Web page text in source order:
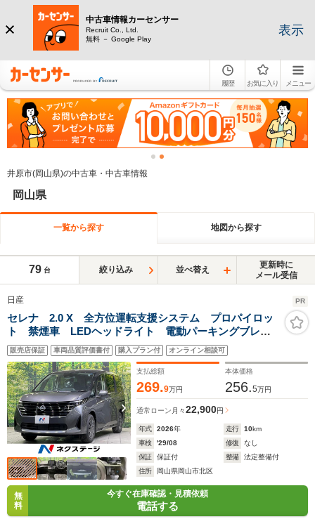
中古車情報カーセンサー
Recruit Co., Ltd.
無料 － Google Play
表示
履歴 お気に入り メニュー
井原市(岡山県)の中古車・中古車情報
岡山県
一覧から探す 地図から探す
79 台 絞り込み 並べ替え
更新時に
メール受信
日産 PR
セレナ 2.0 X 全方位運転支援システム プロパイロッ
ト 禁煙車 LEDヘッドライト 電動パーキングブレー
キ インテリジェントキー プッシュスタート 革巻き
ステアリング
販売店保証 車両品質評価書付 購入プラン付 オンライン相談可
支払総額
269.9万円
本体価格
256.5万円
通常ローン 月々22,900円
年式 2026年 走行 10km
車検
'29/08 修復
なし
保証
保証付 整備
法定整備付
住所
岡山県岡山市北区
無
料
今すぐ在庫確認・見積依頼
電話する